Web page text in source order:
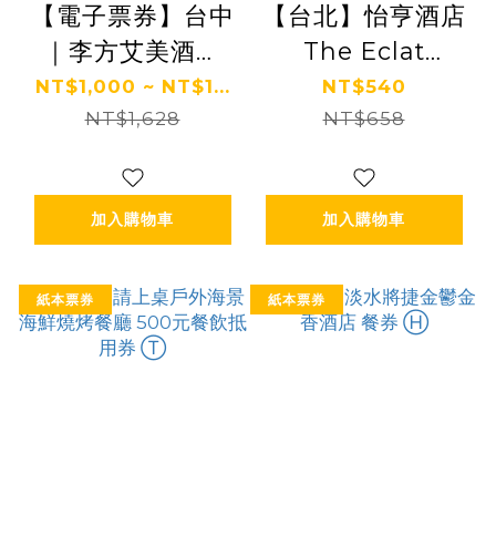
【電子票券】台中
｜李方艾美酒店
新食譜全日餐廳
吃到飽餐券 Ⓣ
NT$1,000 ~ NT$1...
NT$1,628
加入購物車
【台北】怡亨酒店
The Eclat
Lounge 餐券 Ⓗ
NT$540
NT$658
加入購物車
紙本票券 紙本票券